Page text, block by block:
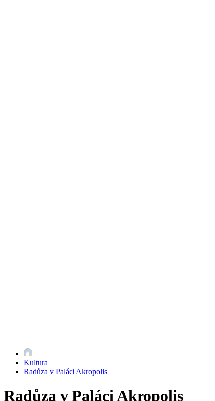
Kultura
Radůza v Paláci Akropolis
Radůza v Paláci Akropolis